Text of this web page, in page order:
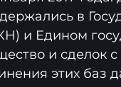
в
и Едином
и сделок
этих баз